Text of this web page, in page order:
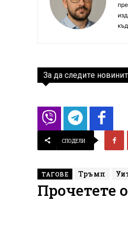
За да следите
СПОДЕЛИ
ТАГОВЕ Тръмп
Прочетете